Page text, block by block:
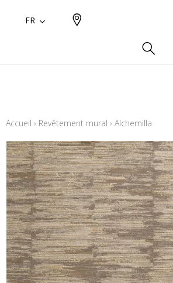
FR
Accueil › Revêtement mural › Alchemilla